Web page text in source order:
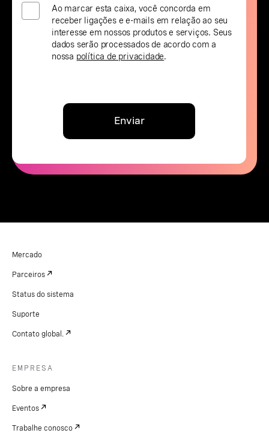
Ao marcar esta caixa, você concorda em
receber ligações e e-mails em relação ao seu
interesse em nossos produtos e serviços. Seus
dados serão processados de acordo com a
nossa política de privacidade.
Enviar
Mercado
Parceiros
Status do sistema
Suporte
Contato global.
EMPRESA
Sobre a empresa
Eventos
Trabalhe conosco